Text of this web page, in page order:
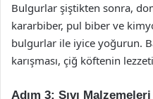
Bulgurlar şiştikten sonra,
kararbiber, pul biber ve
bulgurlar ile iyice yoğurun.
karışması, çiğ köftenin
Adım 3: Sıvı